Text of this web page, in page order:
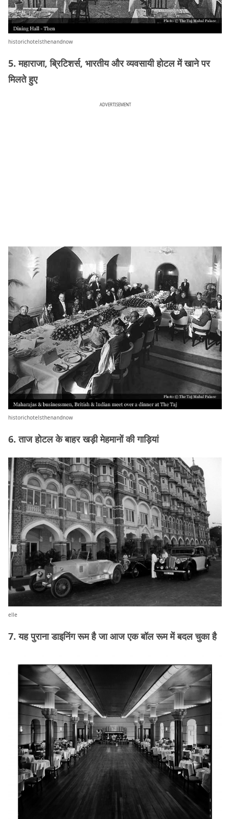
historichotelsthenandnow
5. महाराजा, ब्रिटिशर्स, भारतीय और व्यवसायी होटल में खाने पर
मिलते हुए
ADVERTISEMENT
historichotelsthenandnow
6. ताज होटल के बाहर खड़ी मेहमानों की गाड़ियां
elle
7. यह पुराना डाइनिंग रूम है जा आज एक बॉल रूम में बदल चुका है